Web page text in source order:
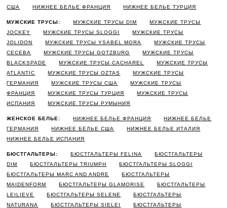
США
НИЖНЕЕ БЕЛЬЕ ФРАНЦИЯ НИЖНЕЕ БЕЛЬЕ ТУРЦИЯ
МУЖСКИЕ ТРУСЫ: МУЖСКИЕ ТРУСЫ DIM
МУЖСКИЕ ТРУСЫ
JOCKEY
МУЖСКИЕ ТРУСЫ SLOGGI
МУЖСКИЕ ТРУСЫ
JOLIDON
МУЖСКИЕ ТРУСЫ YSABEL MORA
МУЖСКИЕ ТРУСЫ
CECEBA
МУЖСКИЕ ТРУСЫ GOTZBURG
МУЖСКИЕ ТРУСЫ
BLACKSPADE
МУЖСКИЕ ТРУСЫ CACHAREL
МУЖСКИЕ ТРУСЫ
ATLANTIC
МУЖСКИЕ ТРУСЫ OZTAS
МУЖСКИЕ ТРУСЫ
ГЕРМАНИЯ
МУЖСКИЕ ТРУСЫ США
МУЖСКИЕ ТРУСЫ
ФРАНЦИЯ
МУЖСКИЕ ТРУСЫ ТУРЦИЯ
МУЖСКИЕ ТРУСЫ
ИСПАНИЯ
МУЖСКИЕ ТРУСЫ РУМЫНИЯ
ЖЕНСКОЕ БЕЛЬЕ: НИЖНЕЕ БЕЛЬЕ ФРАНЦИЯ
НИЖНЕЕ БЕЛЬЕ
ГЕРМАНИЯ
НИЖНЕЕ БЕЛЬЕ США
НИЖНЕЕ БЕЛЬЕ ИТАЛИЯ
НИЖНЕЕ БЕЛЬЕ ИСПАНИЯ
БЮСТГАЛЬТЕРЫ: БЮСТГАЛЬТЕРЫ FELINA
БЮСТГАЛЬТЕРЫ
DIM
БЮСТГАЛЬТЕРЫ TRIUMPH
БЮСТГАЛЬТЕРЫ SLOGGI
БЮСТГАЛЬТЕРЫ MARC AND ANDRE
БЮСТГАЛЬТЕРЫ
MAIDENFORM
БЮСТГАЛЬТЕРЫ GLAMORISE
БЮСТГАЛЬТЕРЫ
LEILIEVE
БЮСТГАЛЬТЕРЫ SELENE
БЮСТГАЛЬТЕРЫ
NATURANA
БЮСТГАЛЬТЕРЫ SIELEI
БЮСТГАЛЬТЕРЫ